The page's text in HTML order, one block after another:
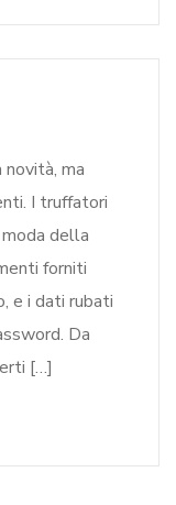
ma
I truffatori
della
forniti
e i dati rubati
Da
[…]